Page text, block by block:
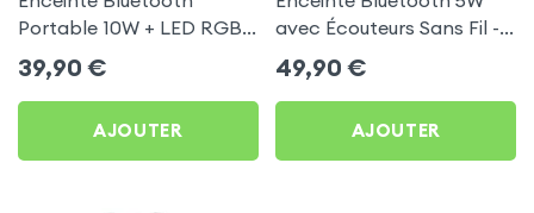
Portable 10W + LED RGB -
Akashi pour Oppo Find X
39,90 €
AJOUTER
avec Écouteurs Sans Fil -
Akashi pour Oppo Find X
49,90 €
AJOUTER